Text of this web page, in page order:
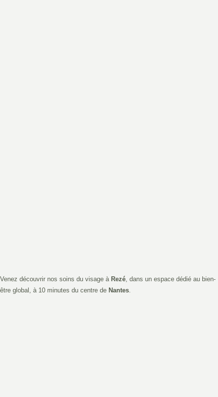
Venez découvrir nos soins du visage à Rezé, dans un espace dédié au bien-
être global, à 10 minutes du centre de Nantes.